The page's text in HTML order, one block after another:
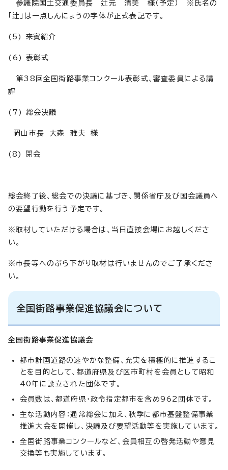
参議院国土交通委員長 辻元 清美 様（予定） ※氏名の
「辻」は一点しんにょうの字体が正式表記です。
(5) 来賓紹介
(6) 表彰式
第38回全国街路事業コンクール表彰式、審査委員による講
評
(7) 総会決議
岡山市長 大森 雅夫 様
(8) 閉会
総会終了後、総会での決議に基づき、関係省庁及び国会議員へ
の要望行動を行う予定です。
※取材していただける場合は、当日直接会場にお越しくださ
い。
※市長等へのぶら下がり取材は行いませんのでご了承くださ
い。
全国街路事業促進協議会について
全国街路事業促進協議会
都市計画道路の速やかな整備、充実を積極的に推進するこ
とを目的として、都道府県及び区市町村を会員として昭和
40年に設立された団体です。
会員数は、都道府県・政令指定都市を含め962団体です。
主な活動内容：通常総会に加え、秋季に都市基盤整備事業
推進大会を開催し、決議及び要望活動等を実施しています。
全国街路事業コンクールなど、会員相互の啓発活動や意見
交換等も実施しています。